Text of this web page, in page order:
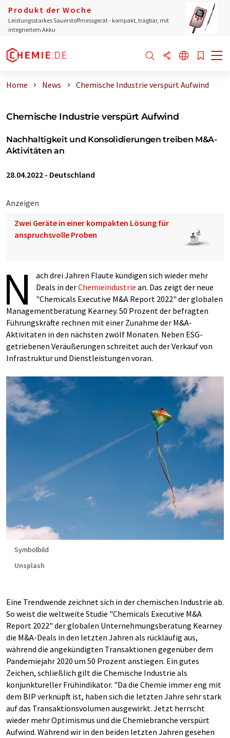
Produkt der Woche
Leistungsstarkes Sauerstoffmessgerät - kompakt, tragbar, mit
integriertem Akku
Home News Chemische Industrie verspürt Aufwind
Chemische Industrie verspürt Aufwind
Nachhaltigkeit und Konsolidierungen treiben M&A-
Aktivitäten an
28.04.2022 - Deutschland
Anzeigen
Zwei Geräte in einer kompakten Lösung für
anspruchsvolle Proben
N
ach drei Jahren Flaute kündigen sich wieder mehr
Deals in derChemieindustrie an. Das zeigt der neue
"Chemicals Executive M&A Report 2022" der globalen
Managementberatung Kearney. 50 Prozent der befragten
Führungskräfte rechnen mit einer Zunahme der M&A-
Aktivitäten in den nächsten zwölf Monaten. Neben ESG-
getriebenen Veräußerungen schreitet auch der Verkauf von
Infrastruktur und Dienstleistungen voran.
Symbolbild
Unsplash
Eine Trendwende zeichnet sich in der chemischen Industrie ab.
So weist die weltweite Studie "Chemicals Executive M&A
Report 2022" der globalen Unternehmungsberatung Kearney
die M&A-Deals in den letzten Jahren als rückläufig aus,
während die angekündigten Transaktionen gegenüber dem
Pandemiejahr 2020 um 50 Prozent anstiegen. Ein gutes
Zeichen, schließlich gilt die Chemische Industrie als
konjunktureller Frühindikator. "Da die Chemie immer eng mit
dem BIP verknüpft ist, haben sich die letzten Jahre sehr stark
auf das Transaktionsvolumen ausgewirkt. Jetzt herrscht
wieder mehr Optimismus und die Chemiebranche verspürt
Aufwind. Während wir in den beiden letzten Jahren gesehen